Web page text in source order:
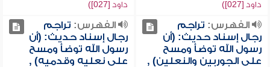
داود [027])
داود [027])
الفهرس: تراجم
رجال إسناد حديث: (أن
رسول الله توضأ ومسح
على الجوربين والنعلين) ,
الفهرس: تراجم
رجال إسناد حديث: (أن
رسول الله توضأ ومسح
على نعليه وقدميه) ,